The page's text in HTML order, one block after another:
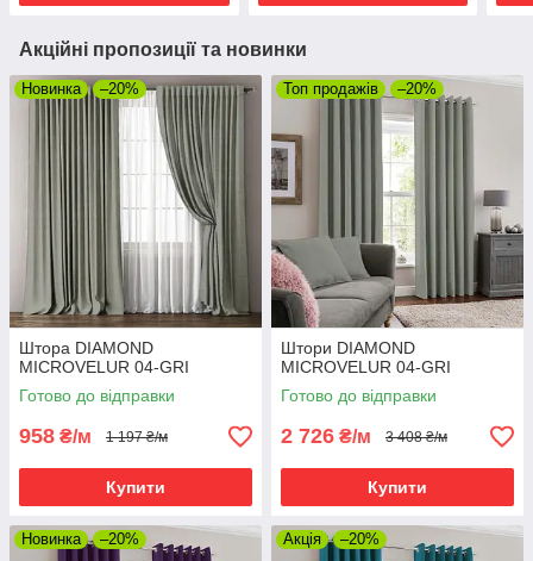
Акційні пропозиції та новинки
Новинка –20%
Штора DIAMOND
MICROVELUR 04-GRI
Готово до відправки
958 ₴/м 1 197 ₴/м
Купити
Топ продажів –20%
Штори DIAMOND
MICROVELUR 04-GRI
Готово до відправки
2 726 ₴/м 3 408 ₴/м
Купити
Новинка –20% Акція –20%